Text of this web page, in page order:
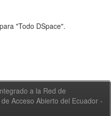
"Todo DSpace".
a la Red de
Acceso Abierto del Ecuador -